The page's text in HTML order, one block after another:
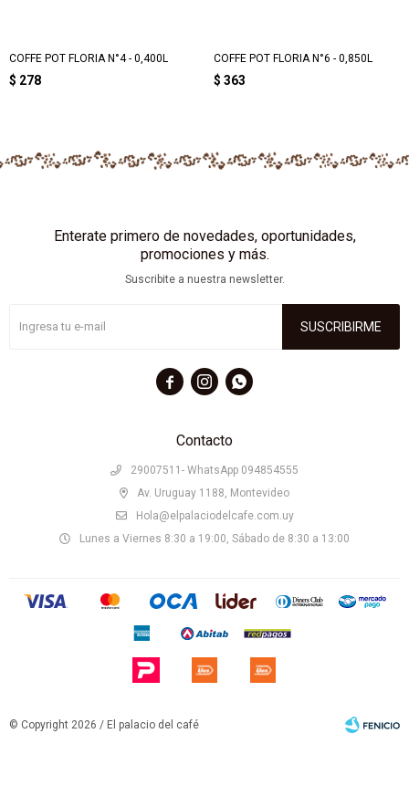
COFFE POT FLORIA N°4 - 0,400L
$ 278
COFFE POT FLORIA N°6 - 0,850L
$ 363
Contacto
29007511- WhatsApp 094854555
Av. Uruguay 1188, Montevideo
Hola@elpalaciodelcafe.com.uy
Lunes a Viernes 8:30 a 19:00, Sábado de 8:30 a 13:00
Enterate primero de novedades, oportunidades,
promociones y más.
Suscribite a nuestra newsletter.
SUSCRIBIRME
  
© Copyright 2026 / El palacio del café